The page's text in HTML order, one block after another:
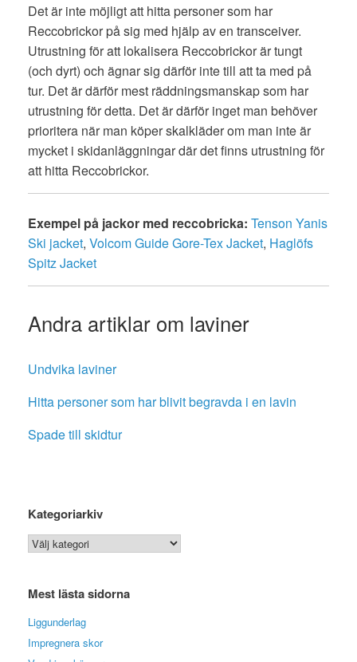
Det är inte möjligt att hitta personer som har
Reccobrickor på sig med hjälp av en transceiver.
Utrustning för att lokalisera Reccobrickor är tungt
(och dyrt) och ägnar sig därför inte till att ta med på
tur. Det är därför mest räddningsmanskap som har
utrustning för detta. Det är därför inget man behöver
prioritera när man köper skalkläder om man inte är
mycket i skidanläggningar där det finns utrustning för
att hitta Reccobrickor.
Exempel på jackor med reccobricka: Tenson Yanis
Ski jacket, Volcom Guide Gore-Tex Jacket, Haglöfs
Spitz Jacket
Andra artiklar om laviner
Undvika laviner
Hitta personer som har blivit begravda i en lavin
Spade till skidtur
Kategoriarkiv
Kategoriarkiv
Mest lästa sidorna
Liggunderlag
Impregnera skor